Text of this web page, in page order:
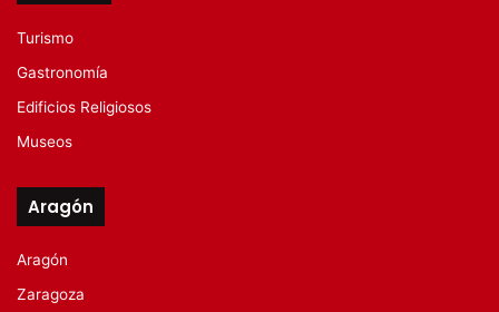
Turismo
Gastronomía
Edificios Religiosos
Museos
Aragón
Aragón
Zaragoza